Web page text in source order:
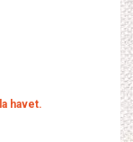
havet.